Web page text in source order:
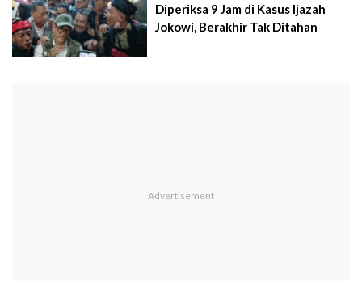
Diperiksa 9 Jam di Kasus Ijazah
Jokowi, Berakhir Tak Ditahan